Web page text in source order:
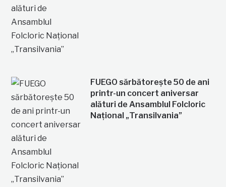
FUEGO sărbătorește 50 de ani
printr-un concert aniversar
alături de Ansamblul Folcloric
Național „Transilvania”